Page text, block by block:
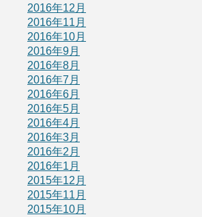
2016年12月
2016年11月
2016年10月
2016年9月
2016年8月
2016年7月
2016年6月
2016年5月
2016年4月
2016年3月
2016年2月
2016年1月
2015年12月
2015年11月
2015年10月